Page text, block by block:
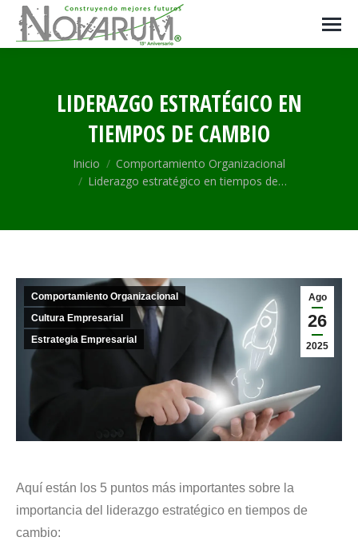
LIDERAZGO ESTRATÉGICO EN
TIEMPOS DE CAMBIO
Estás aquí:Inicio
Comportamiento Organizacional
Liderazgo estratégico en tiempos de…
Ago
26
2025
Comportamiento Organizacional
Cultura Empresarial
Estrategia Empresarial
Aquí están los 5 puntos más importantes sobre la
importancia del liderazgo estratégico en tiempos de
cambio: